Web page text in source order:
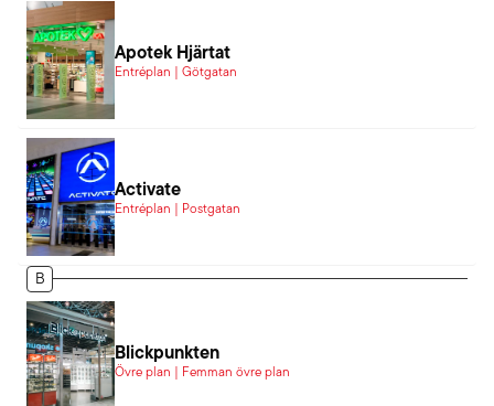
Apotek Hjärtat
Entréplan | Götgatan
Activate
Entréplan | Postgatan
B
Blickpunkten
Övre plan | Femman övre plan